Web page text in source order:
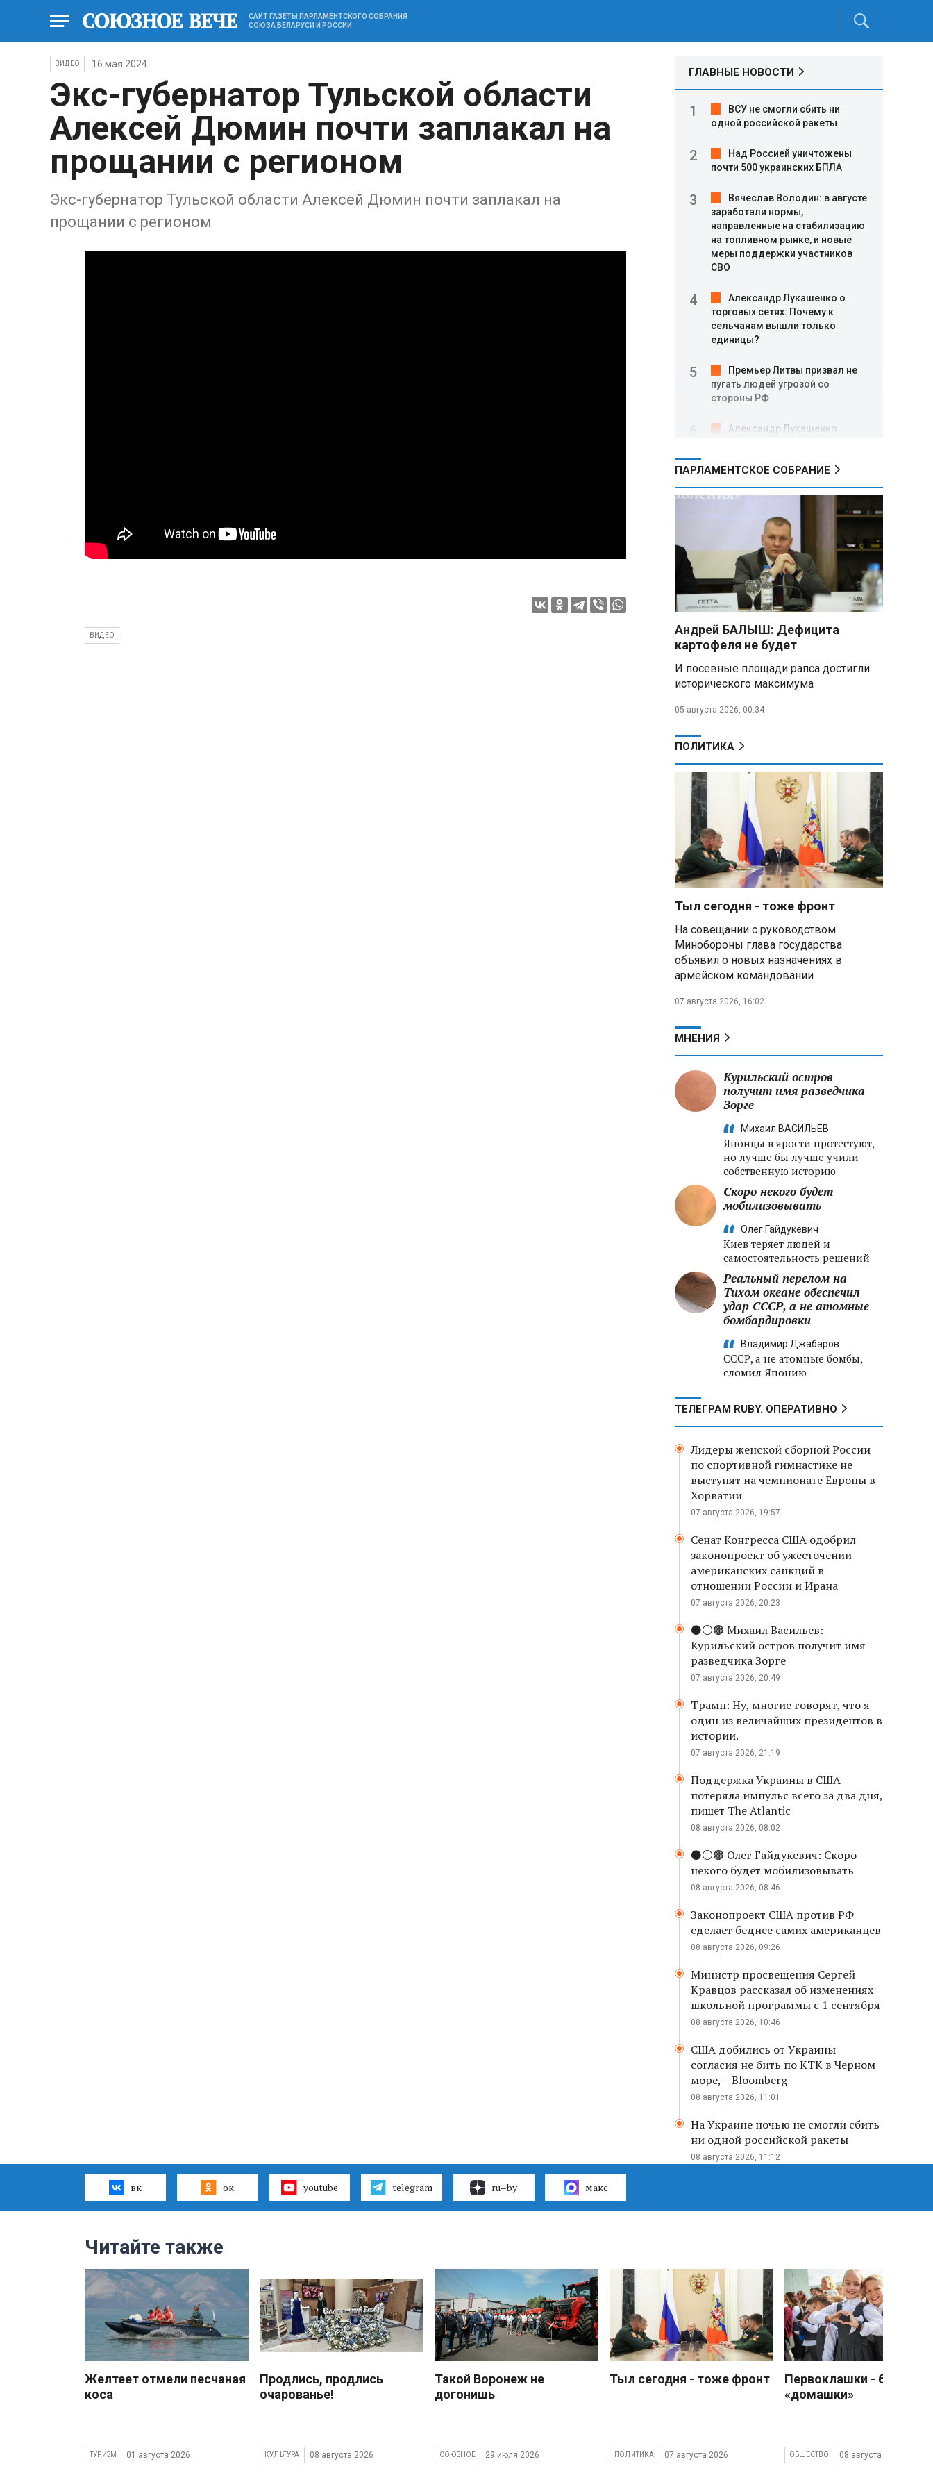
САЙТ ГАЗЕТЫ ПАРЛАМЕНТСКОГО СОБРАНИЯ
СОЮЗА БЕЛАРУСИ И РОССИИ
ВИДЕО 16 мая 2024
Экс-губернатор Тульской области
Алексей Дюмин почти заплакал на
прощании с регионом
Экс-губернатор Тульской области Алексей Дюмин почти заплакал на
прощании с регионом
ВИДЕО
ГЛАВНЫЕ НОВОСТИ
ВСУ не смогли сбить ни
одной российской ракеты
Над Россией уничтожены
почти 500 украинских БПЛА
Вячеслав Володин: в августе
заработали нормы,
направленные на стабилизацию
на топливном рынке, и новые
меры поддержки участников
СВО
Александр Лукашенко о
торговых сетях: Почему к
сельчанам вышли только
единицы?
Премьер Литвы призвал не
пугать людей угрозой со
стороны РФ
Александр Лукашенко
НАТО
В Белгородской области при
новых атаках ВСУ пострадали
еще четыре человека
Александр Лукашенко о
работе Белкоопсоюза: «Если это
так, это жуть»
самых популярных зарубежных
городов у российских туристов
Минобороны РФ: при
освобождении Анискино ВСУ
военных сдалась в плен
Александр Лукашенко:
Россияне «услышали батьку» и
скупают пустующие дома в
белорусских деревнях
Алесандр Лукашенко назвал
работу сельской торговли
«неудовлетворительной» и
возмутился «просрочкой и
тухлятиной»
Владимир Путин обсудил с
меры по защите инфраструктуры
от терактов
Минобороны РФ: «Искандер»
ВСУ в Днепропетровской
e‑торговле, биржевому рынку и
ученым званиям
ПАРЛАМЕНТСКОЕ СОБРАНИЕ
Андрей БАЛЫШ: Дефицита
картофеля не будет
И посевные площади рапса достигли
исторического максимума
05 августа 2026, 00:34
ПОЛИТИКА
Тыл сегодня - тоже фронт
На совещании с руководством
Минобороны глава государства
объявил о новых назначениях в
армейском командовании
07 августа 2026, 16:02
МНЕНИЯ
Курильский остров
получит имя разведчика
Зорге
Михаил ВАСИЛЬЕВ
Японцы в ярости протестуют,
но лучше бы лучше учили
собственную историю
Скоро некого будет
мобилизовывать
Олег Гайдукевич
Киев теряет людей и
самостоятельность решений
Реальный перелом на
Тихом океане обеспечил
удар СССР, а не атомные
бомбардировки
Владимир Джабаров
СССР, а не атомные бомбы,
сломил Японию
ТЕЛЕГРАМ RUBY. ОПЕРАТИВНО
Лидеры женской сборной России
по спортивной гимнастике не
выступят на чемпионате Европы в
Хорватии
07 августа 2026, 19:57
Сенат Конгресса США одобрил
законопроект об ужесточении
американских санкций в
отношении России и Ирана
07 августа 2026, 20:23
⚫️⚪️🟤 Михаил Васильев:
Курильский остров получит имя
разведчика Зорге
07 августа 2026, 20:49
Трамп: Ну, многие говорят, что я
один из величайших президентов в
истории.
07 августа 2026, 21:19
Поддержка Украины в США
потеряла импульс всего за два дня,
пишет The Atlantic
08 августа 2026, 08:02
⚫️⚪️🟤 Олег Гайдукевич: Скоро
некого будет мобилизовывать
08 августа 2026, 08:46
Законопроект США против РФ
сделает беднее самих американцев
08 августа 2026, 09:26
Министр просвещения Сергей
Кравцов рассказал об изменениях
школьной программы с 1 сентября
08 августа 2026, 10:46
США добились от Украины
согласия не бить по КТК в Черном
море, – Bloomberg
08 августа 2026, 11:01
На Украине ночью не смогли сбить
ни одной российской ракеты
08 августа 2026, 11:12
вк ок youtube telegram ru–by макс
Читайте также
Желтеет отмели песчаная
коса
ТУРИЗМ 01 августа 2026
Продлись, продлись
очарованье!
КУЛЬТУРА 08 августа 2026
Такой Воронеж не
догонишь
СОЮЗНОЕ 29 июля 2026
Тыл сегодня - тоже фронт
ПОЛИТИКА 07 августа 2026
Первоклашки - без
«домашки»
ОБЩЕСТВО 08 августа 2026